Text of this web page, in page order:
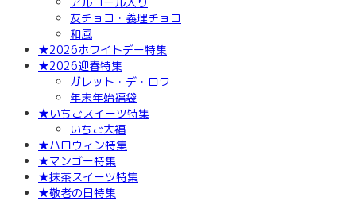
友チョコ・義理チョコ
和風
★2026ホワイトデー特集
★2026迎春特集
ガレット・デ・ロワ
年末年始福袋
★いちごスイーツ特集
いちご大福
★ハロウィン特集
★マンゴー特集
★抹茶スイーツ特集
★敬老の日特集